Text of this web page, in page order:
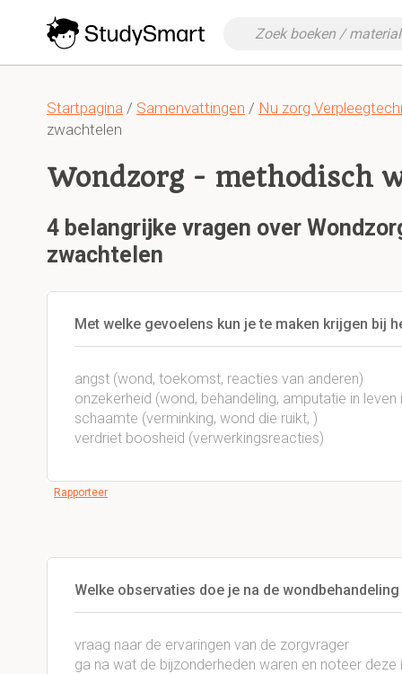
Startpagina / Samenvattingen / Nu zorg
zwachtelen
Wondzorg - methodisch
4 belangrijke vragen over
zwachtelen
Met welke gevoelens kun je te maken krijgen bij
angst (wond, toekomst, reacties van anderen)
onzekerheid (wond, behandeling, amputatie in leven
schaamte (verminking, wond die ruikt, )
verdriet boosheid (verwerkingsreacties)
Rapporteer
Welke observaties doe je na de
vraag naar de ervaringen van de zorgvrager
ga na wat de bijzonderheden waren en noteer deze